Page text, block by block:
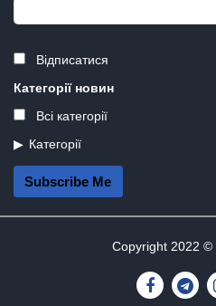
Відписатися
Категорії новин
Всі категорії
Категорії
Subscribe Me
Copyright 2022 ©